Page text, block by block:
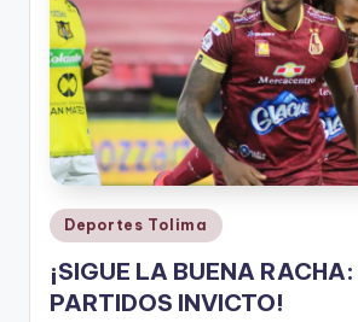
Publicado
en
Deportes Tolima
¡SIGUE LA BUENA RACHA:
PARTIDOS INVICTO!